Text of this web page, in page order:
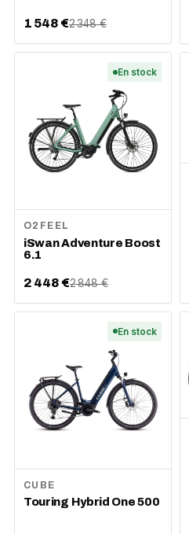
1 548 €2 348 €
En stock
O2FEEL
iSwan Adventure Boost
6.1
2 448 €2 848 €
En stock
CUBE
Touring Hybrid One 500